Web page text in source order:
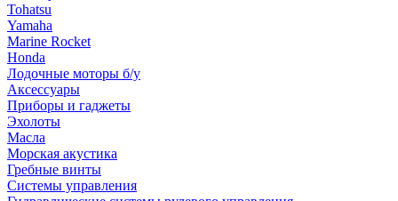
Tohatsu
Yamaha
Marine Rocket
Honda
Лодочные моторы б/у
Аксессуары
Приборы и гаджеты
Эхолоты
Масла
Морская акустика
Гребные винты
Системы управления